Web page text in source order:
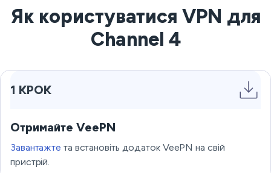
Як користуватися VPN для
Channel 4
1 КРОК
Отримайте VeePN
Завантажте та встановіть додаток VeePN на свій
пристрій.